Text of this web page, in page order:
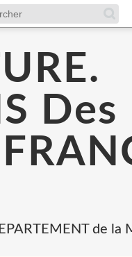
Des
de la